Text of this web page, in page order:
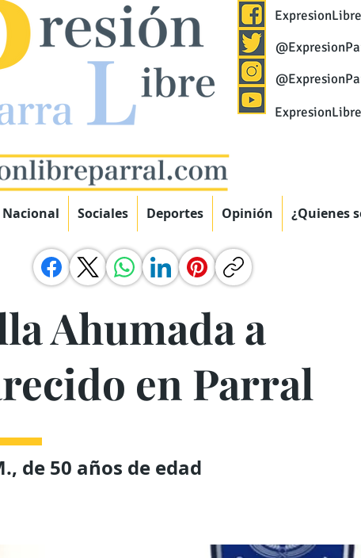
Nacional Sociales Deportes Opinión ¿Quienes
Ahumada a
en Parral
de 50 años de edad